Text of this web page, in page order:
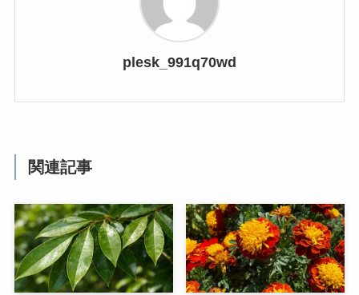
plesk_991q70wd
関連記事